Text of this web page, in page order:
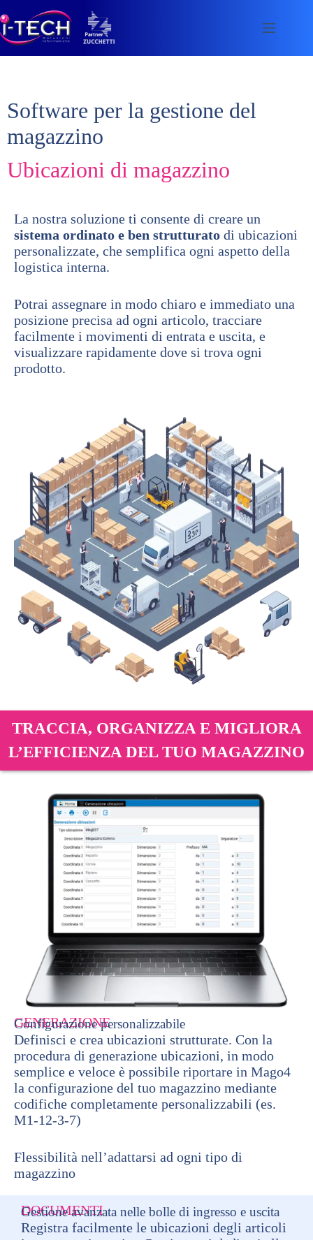
to
content
Software per la gestione del
magazzino
Ubicazioni di magazzino
La nostra soluzione ti consente di creare un
sistema ordinato e ben strutturato di ubicazioni
personalizzate, che semplifica ogni aspetto della
logistica interna.
Potrai assegnare in modo chiaro e immediato una
posizione precisa ad ogni articolo, tracciare
facilmente i movimenti di entrata e uscita, e
visualizzare rapidamente dove si trova ogni
prodotto.
TRACCIA, ORGANIZZA E MIGLIORA
L’EFFICIENZA DEL TUO MAGAZZINO
GENERAZIONE
Configurazione personalizzabile
Definisci e crea ubicazioni strutturate. Con la
procedura di generazione ubicazioni, in modo
semplice e veloce è possibile riportare in Mago4
la configurazione del tuo magazzino mediante
codifiche completamente personalizzabili (es.
M1-12-3-7)
Flessibilità nell’adattarsi ad ogni tipo di
magazzino
DOCUMENTI
Gestione avanzata nelle bolle di ingresso e uscita
Registra facilmente le ubicazioni degli articoli